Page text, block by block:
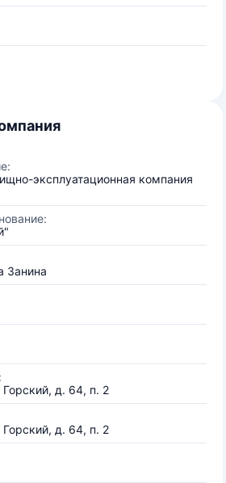
эксплуатационная компания
Занина
д. 64, п. 2
д. 64, п. 2